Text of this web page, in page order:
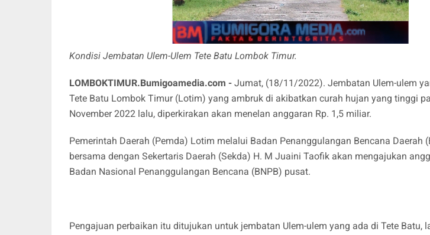
Kondisi Jembatan Ulem-Ulem Tete Batu Lombok Timur.
LOMBOKTIMUR.Bumigoamedia.com - Jumat, (18/11/2022). Jembatan Ulem-ulem
Tete Batu Lombok Timur (Lotim) yang ambruk di akibatkan curah hujan yang tinggi
November 2022 lalu, diperkirakan akan menelan anggaran Rp. 1,5 miliar.
Pemerintah Daerah (Pemda) Lotim melalui Badan Penanggulangan Bencana Daerah
bersama dengan Sekertaris Daerah (Sekda) H. M Juaini Taofik akan mengajukan
Badan Nasional Penanggulangan Bencana (BNPB) pusat.
Pengajuan perbaikan itu ditujukan untuk jembatan Ulem-ulem yang ada di Tete Batu,